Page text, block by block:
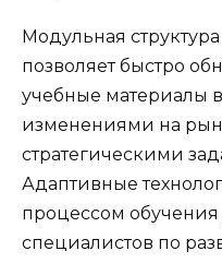
Модульная
позволяет быстро
учебные материалы в
изменениями на
стратегическими
Адаптивные
процессом
специалистов по